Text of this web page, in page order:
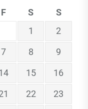
F S
S
1
2
7 8
9
15
16
22
23